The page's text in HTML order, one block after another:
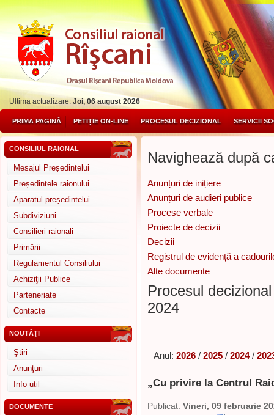
Ultima actualizare:Joi, 06 august 2026
PRIMA PAGINĂ PETIȚIE ON-LINE PROCESUL DECIZIONAL SERVICII
CONSILIUL RAIONAL
Mesajul Președintelui
Președintele raionului
Aparatul președintelui
Subdiviziuni
Consilieri raionali
Primării
Regulamentul Consiliului
Achiziţii Publice
Parteneriate
Contacte
NOUTĂŢI
Ştiri
Anunţuri
Info util
DOCUMENTE
Navighează după
Anunțuri de inițiere
Anunțuri de audieri publice
Procese verbale
Proiecte de decizii
Decizii
Registrul de evidență a
Alte documente
Procesul
2024
Anul: 2026 / 2025 / 2024/
„Cu privire la Centrul
Publicat: Vineri, 09 februarie